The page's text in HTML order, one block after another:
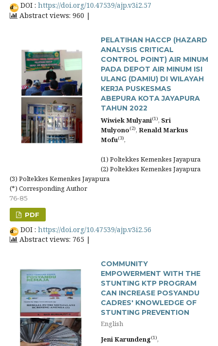
DOI : https://doi.org/10.47539/ajp.v3i2.57
Abstract views: 960 |
PELATIHAN HACCP (HAZARD
ANALYSIS CRITICAL
CONTROL POINT) AIR MINUM
PADA DEPOT AIR MINUM ISI
ULANG (DAMIU) DI WILAYAH
KERJA PUSKESMAS
ABEPURA KOTA JAYAPURA
TAHUN 2022
Wiwiek Mulyani(1), Sri
Mulyono(2), Renald Markus
Mofu(3),
(1) Poltekkes Kemenkes Jayapura
(2) Poltekkes Kemenkes Jayapura
(3) Poltekkes Kemenkes Jayapura
(*) Corresponding Author
76-85
PDF
DOI : https://doi.org/10.47539/ajp.v3i2.56
Abstract views: 765 |
COMMUNITY
EMPOWERMENT WITH THE
STUNTING KTP PROGRAM
CAN INCREASE POSYANDU
CADRES' KNOWLEDGE OF
STUNTING PREVENTION
English
Jeni Karundeng(1),